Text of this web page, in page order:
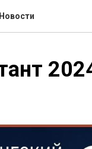
Новости